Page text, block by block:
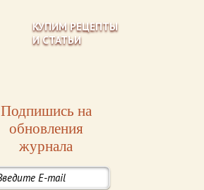
КУПИМ РЕЦЕПТЫ
И СТАТЬИ
Подпишись на
обновления
журнала